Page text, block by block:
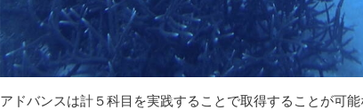
アドバンスは計５科目を実践することで取得することが可